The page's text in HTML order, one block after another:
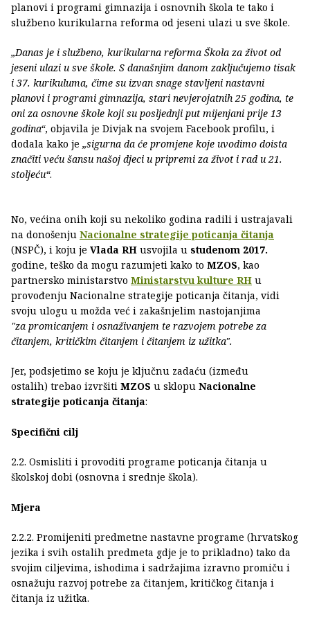
planovi i programi gimnazija i osnovnih škola te tako i
službeno kurikularna reforma od jeseni ulazi u sve škole.
„Danas je i službeno, kurikularna reforma Škola za život od
jeseni ulazi u sve škole. S današnjim danom zaključujemo tisak
i 37. kurikuluma, čime su izvan snage stavljeni nastavni
planovi i programi gimnazija, stari nevjerojatnih 25 godina, te
oni za osnovne škole koji su posljednji put mijenjani prije 13
godina“, objavila je Divjak na svojem Facebook profilu, i
dodala kako je „sigurna da će promjene koje uvodimo doista
značiti veću šansu našoj djeci u pripremi za život i rad u 21.
stoljeću“.
No, većina onih koji su nekoliko godina radili i ustrajavali
na donošenju Nacionalne strategije poticanja čitanja
(NSPČ), i koju je Vlada RH usvojila u studenom 2017.
godine, teško da mogu razumjeti kako to MZOS, kao
partnersko ministarstvo Ministarstvu kulture RH u
provođenju Nacionalne strategije poticanja čitanja, vidi
svoju ulogu u možda već i zakašnjelim nastojanjima
"za promicanjem i osnaživanjem te razvojem potrebe za
čitanjem, kritičkim čitanjem i čitanjem iz užitka".
Jer, podsjetimo se koju je ključnu zadaću (između
ostalih) trebao izvršiti MZOS u sklopu Nacionalne
strategije poticanja čitanja:
Specifični cilj
2.2. Osmisliti i provoditi programe poticanja čitanja u
školskoj dobi (osnovna i srednje škola).
Mjera
2.2.2. Promijeniti predmetne nastavne programe (hrvatskog
jezika i svih ostalih predmeta gdje je to prikladno) tako da
svojim ciljevima, ishodima i sadržajima izravno promiču i
osnažuju razvoj potrebe za čitanjem, kritičkog čitanja i
čitanja iz užitka.